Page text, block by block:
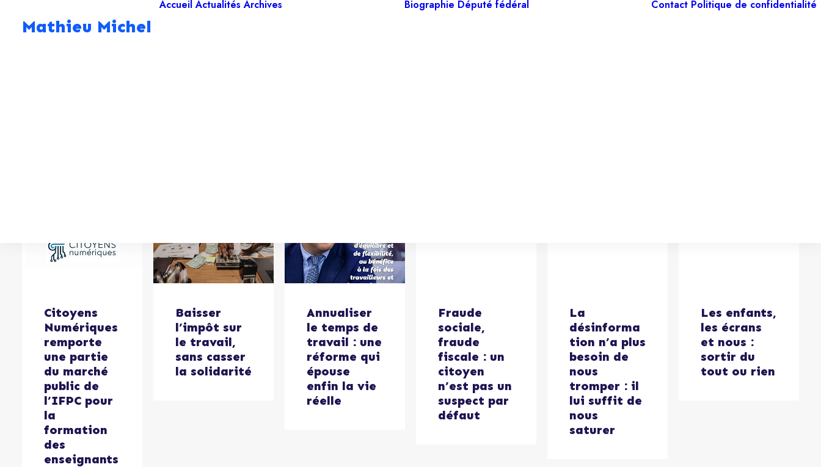
Mathieu Michel
Accueil Actualités Archives
Biographie Député fédéral Contact Politique de confidentialité
Citoyens
Numériques
remporte
une partie
du marché
public de
l’IFPC pour
la
formation
des
enseignants
Baisser
l’impôt sur
le travail,
sans casser
la solidarité
Annualiser
le temps de
travail : une
réforme qui
épouse
enfin la vie
réelle
Fraude
sociale,
fraude
fiscale : un
citoyen
n’est pas un
suspect par
défaut
La
désinforma
tion n’a plus
besoin de
nous
tromper : il
lui suffit de
nous
saturer
Les enfants,
les écrans
et nous :
sortir du
tout ou rien